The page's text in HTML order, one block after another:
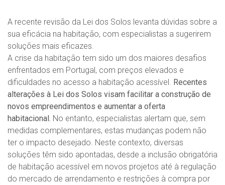
A recente revisão da Lei dos Solos levanta dúvidas sobre a
sua eficácia na habitação, com especialistas a sugerirem
soluções mais eficazes.
A crise da habitação tem sido um dos maiores desafios
enfrentados em Portugal, com preços elevados e
dificuldades no acesso a habitação acessível. Recentes
alterações à Lei dos Solos visam facilitar a construção de
novos empreendimentos e aumentar a oferta
habitacional. No entanto, especialistas alertam que, sem
medidas complementares, estas mudanças podem não
ter o impacto desejado. Neste contexto, diversas
soluções têm sido apontadas, desde a inclusão obrigatória
de habitação acessível em novos projetos até à regulação
do mercado de arrendamento e restrições à compra por